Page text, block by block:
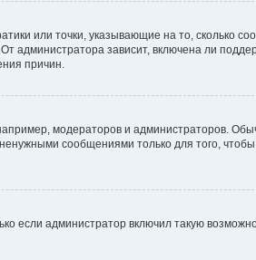
или точки, указывающие на то, сколько
администратора зависит, включена ли
причин.
модераторов и администраторов.
сообщениями только для того, чтобы
если администратор включил такую